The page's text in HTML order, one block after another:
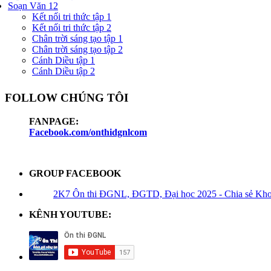
Soạn Văn 12
Kết nối tri thức tập 1
Kết nối tri thức tập 2
Chân trời sáng tạo tập 1
Chân trời sáng tạo tập 2
Cánh Diều tập 1
Cánh Diều tập 2
FOLLOW CHÚNG TÔI
FANPAGE:
Facebook.com/onthidgnlcom
GROUP FACEBOOK
2K7 Ôn thi ĐGNL, ĐGTD, Đại học 2025 - Chia sẻ
KÊNH YOUTUBE: